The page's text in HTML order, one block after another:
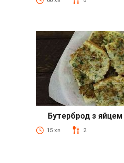
Бутерброд з
15 хв 2